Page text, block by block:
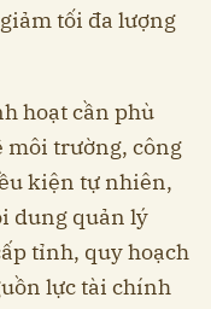
tối đa lượng
hoạt cần phù
môi trường, công
kiện tự nhiên,
dung quản lý
tỉnh, quy hoạch
lực tài chính